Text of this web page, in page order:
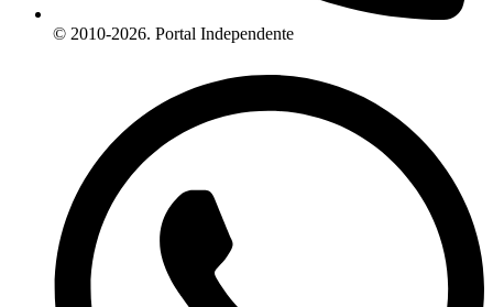
© 2010-2026. Portal Independente